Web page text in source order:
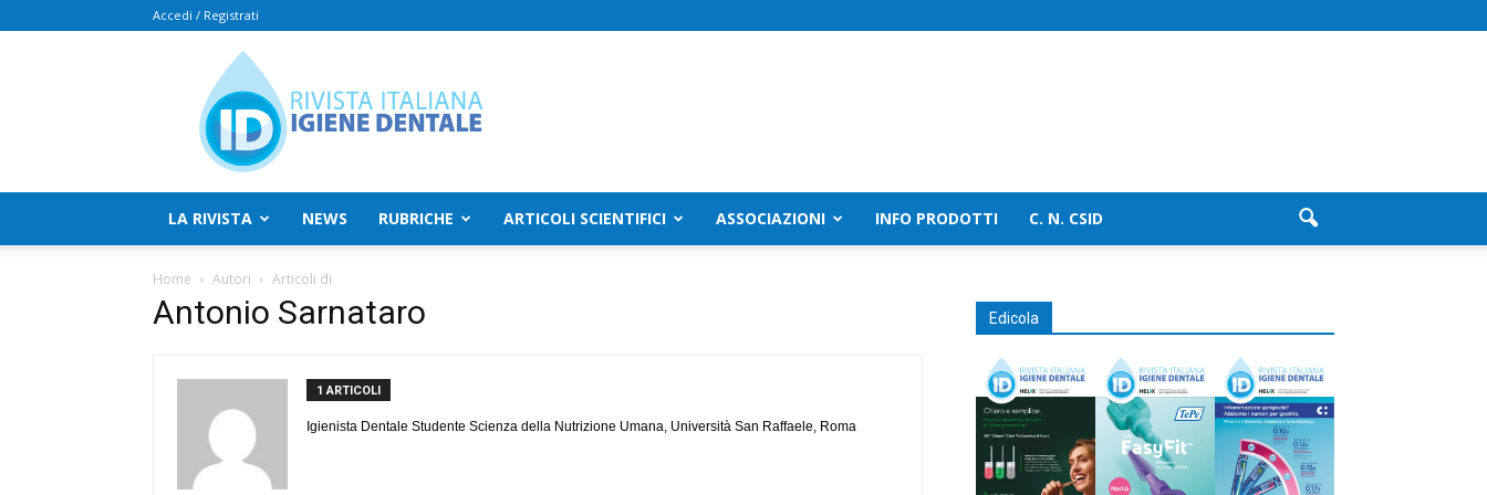
Accedi / Registrati
Rivista
Italiana
Igiene
Dentale
LA RIVISTA NEWS RUBRICHE ARTICOLI SCIENTIFICI ASSOCIAZIONI INFO PRODOTTI C. N. CSID
Home Autori Articoli di
Antonio Sarnataro
1 ARTICOLI
Igienista Dentale Studente Scienza della Nutrizione Umana, Università San Raffaele, Roma
Edicola